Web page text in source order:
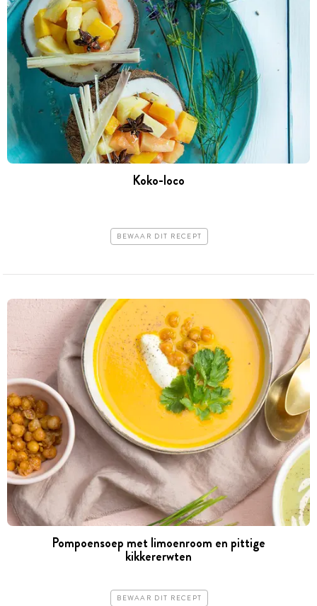
Koko-loco
BEWAAR DIT RECEPT
Pompoensoep met limoenroom en pittige
kikkererwten
BEWAAR DIT RECEPT